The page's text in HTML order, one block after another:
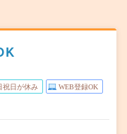
祝日が休み WEB登録OK